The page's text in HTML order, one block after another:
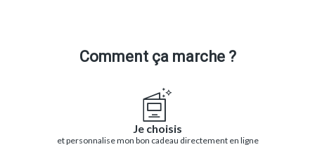
Comment ça marche ?
Je choisis
et personnalise mon bon cadeau directement en ligne